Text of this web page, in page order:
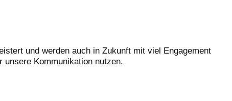
und werden auch in Zukunft mit viel Engagement
unsere Kommunikation nutzen.